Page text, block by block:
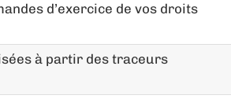
d’exercice de vos droits
à partir des traceurs